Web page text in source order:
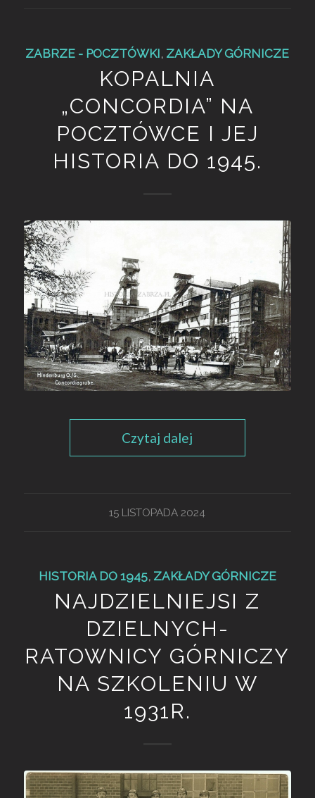
ZABRZE - POCZTÓWKI, ZAKŁADY GÓRNICZE
KOPALNIA
„CONCORDIA” NA
POCZTÓWCE I JEJ
HISTORIA DO 1945.
Czytaj dalej
15 LISTOPADA 2024
HISTORIA DO 1945, ZAKŁADY GÓRNICZE
NAJDZIELNIEJSI Z
DZIELNYCH-
RATOWNICY GÓRNICZY
NA SZKOLENIU W
1931R.